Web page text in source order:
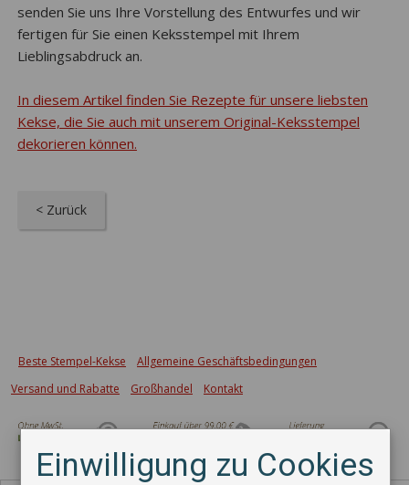
senden Sie uns Ihre Vorstellung des Entwurfes und wir
fertigen für Sie einen Keksstempel mit Ihrem
Lieblingsabdruck an.
In diesem Artikel finden Sie Rezepte für unsere liebsten
Kekse, die Sie auch mit unserem Original-Keksstempel
dekorieren können.
< Zurück
Beste Stempel-Kekse
Allgemeine Geschäftsbedingungen
Versand und Rabatte
Großhandel Kontakt
Einwilligung zu Cookies